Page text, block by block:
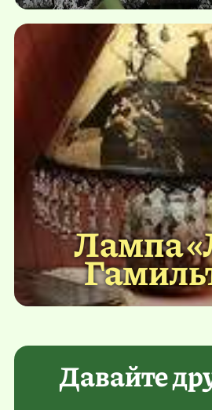
Лампа
Давайте